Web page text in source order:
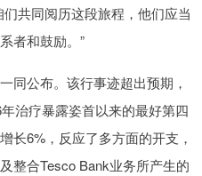
共同阅历这段旅程，他们应当
者和鼓励。”
公布。该行事迹超出预期，
治疗暴露姿首以来的最好第四
长6%，反应了多方面的开支，
整合Tesco Bank业务所产生的